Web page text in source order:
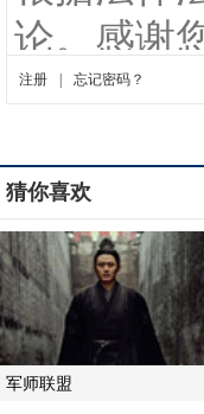
猜你喜欢
军师联盟